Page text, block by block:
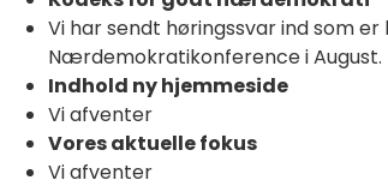
Vi har sendt høringssvar ind som
Nærdemokratikonference i August.
Indhold ny hjemmeside
Vi afventer
Vores aktuelle fokus
Vi afventer